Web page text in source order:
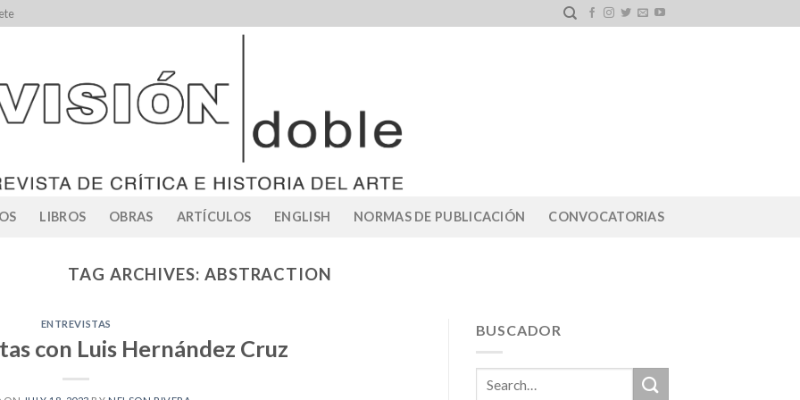
LIBROS OBRAS ARTÍCULOS ENGLISH NORMAS DE PUBLICACIÓN CONVOCATORIAS
TAG ARCHIVES: ABSTRACTION
ENTREVISTAS
con Luis Hernández Cruz
BUSCADOR